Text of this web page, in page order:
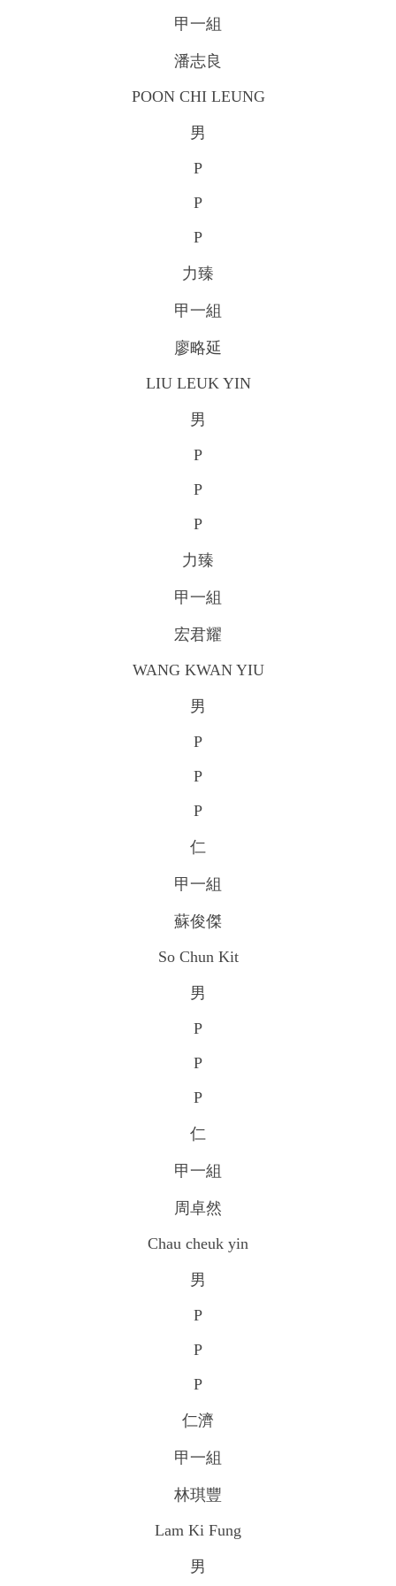
甲一組
潘志良
POON CHI LEUNG
男
P
P
P
力臻
甲一組
廖略延
LIU LEUK YIN
男
P
P
P
力臻
甲一組
宏君耀
WANG KWAN YIU
男
P
P
P
仁
甲一組
蘇俊傑
So Chun Kit
男
P
P
P
仁
甲一組
周卓然
Chau cheuk yin
男
P
P
P
仁濟
甲一組
林琪豐
Lam Ki Fung
男